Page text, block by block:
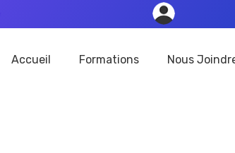
Accueil Formations Nous